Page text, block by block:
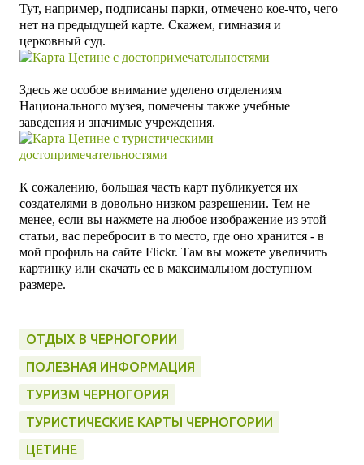
Тут, например, подписаны парки, отмечено кое-что, чего
нет на предыдущей карте. Скажем, гимназия и
церковный суд.
Здесь же особое внимание уделено отделениям
Национального музея, помечены также учебные
заведения и значимые учреждения.
К сожалению, большая часть карт публикуется их
создателями в довольно низком разрешении. Тем не
менее, если вы нажмете на любое изображение из этой
статьи, вас перебросит в то место, где оно хранится - в
мой профиль на сайте Flickr. Там вы можете увеличить
картинку или скачать ее в максимальном доступном
размере.
ОТДЫХ В ЧЕРНОГОРИИ
ПОЛЕЗНАЯ ИНФОРМАЦИЯ
ТУРИЗМ ЧЕРНОГОРИЯ
ТУРИСТИЧЕСКИЕ КАРТЫ ЧЕРНОГОРИИ
ЦЕТИНЕ